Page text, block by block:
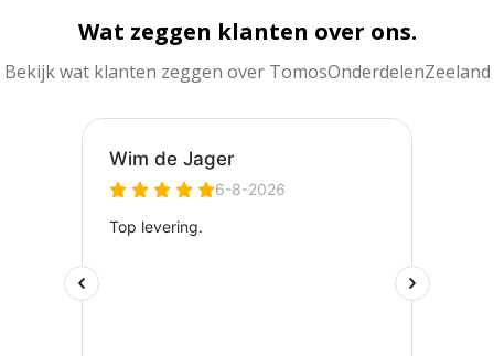
Wat zeggen klanten over ons.
Bekijk wat klanten zeggen over TomosOnderdelenZeeland